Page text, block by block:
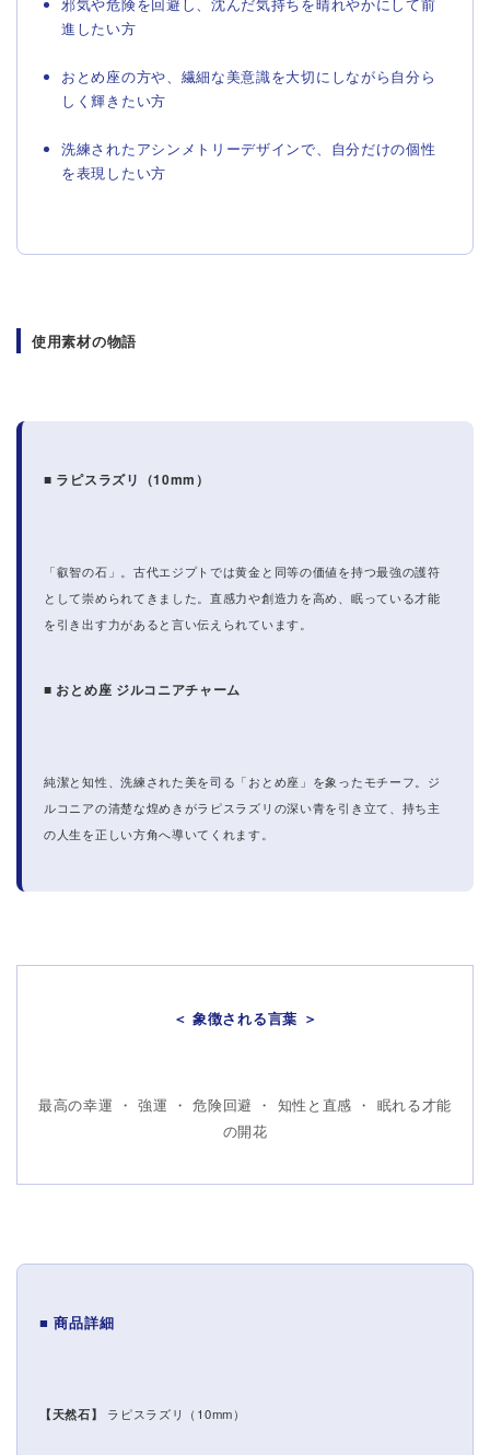
進したい方
おとめ座の方や、繊細な美意識を大切にしながら自分ら
しく輝きたい方
洗練されたアシンメトリーデザインで、自分だけの個性
を表現したい方
使用素材の物語
■ ラピスラズリ（10mm）
「叡智の石」。古代エジプトでは黄金と同等の価値を持つ最強の護符
として崇められてきました。直感力や創造力を高め、眠っている才能
を引き出す力があると言い伝えられています。
■ おとめ座 ジルコニアチャーム
純潔と知性、洗練された美を司る「おとめ座」を象ったモチーフ。ジ
ルコニアの清楚な煌めきがラピスラズリの深い青を引き立て、持ち主
の人生を正しい方角へ導いてくれます。
＜ 象徴される言葉 ＞
最高の幸運 ・ 強運 ・ 危険回避 ・ 知性と直感 ・ 眠れる才能
の開花
■ 商品詳細
【天然石】 ラピスラズリ（10mm）